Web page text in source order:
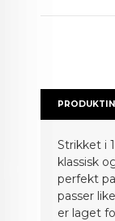
Strikket i
klassisk
perfekt
passer
er laget